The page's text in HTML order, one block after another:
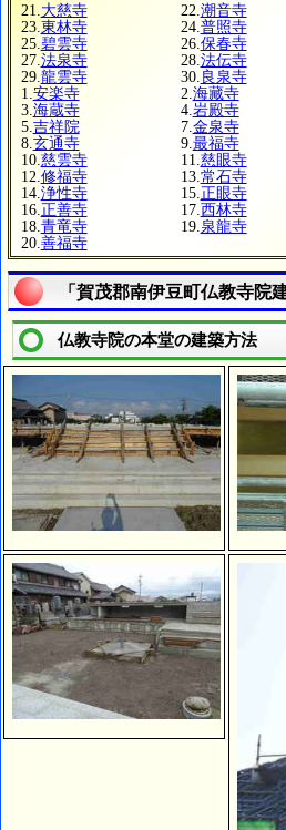
21. 大慈寺 22. 潮音寺
23. 東林寺 24. 普照寺
25. 碧雲寺 26. 保春寺
27. 法泉寺 28. 法伝寺
29. 龍雲寺 30. 良泉寺
1. 安楽寺 2. 海藏寺
3. 海蔵寺 4. 岩殿寺
5. 吉祥院 7. 金泉寺
8. 玄通寺 9. 最福寺
10. 慈雲寺 11. 慈眼寺
12. 修福寺 13. 常石寺
14. 浄性寺 15. 正眼寺
16. 正善寺 17. 西林寺
18. 青竜寺 19. 泉龍寺
20. 善福寺
「賀茂郡南伊豆町仏教寺院
仏教寺院の本堂の建築方法